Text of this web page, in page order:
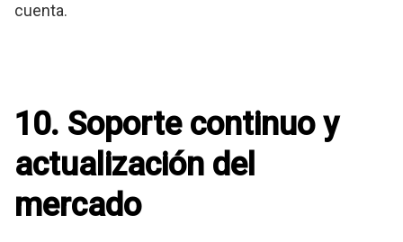
cuenta.
10. Soporte continuo y
actualización del
mercado